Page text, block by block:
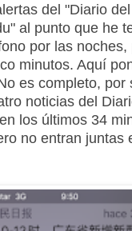
del "Diario
al punto que he
por las noches,
minutos. Aquí
es completo, por
noticias del
los últimos 34
no entran juntas